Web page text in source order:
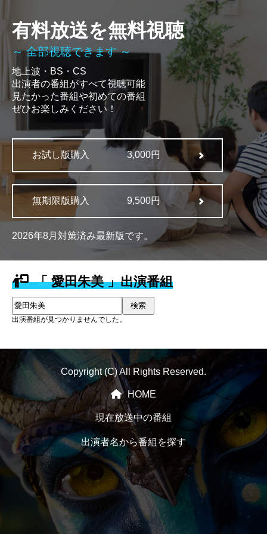
有料放送を無料視聴
～ 全部視聴できます ～
地上波・BS・CS
出演者の番組がすべて視聴可能
見たかった番組や初めての番組
ぜひお楽しみください！
お試し版購入 3,000円
無期限版購入 9,500円
2026年8月対策済み最新版です。
「 愛田朱美 」出演番組
検索
出演番組が見つかりませんでした。
Copyright (C) All Rights Reserved.
HOME
現在放送中の番組
出演者名から番組を探す